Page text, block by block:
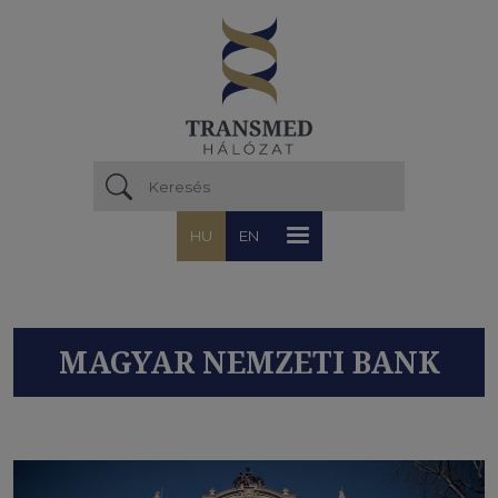
HU EN
MAGYAR NEMZETI BANK